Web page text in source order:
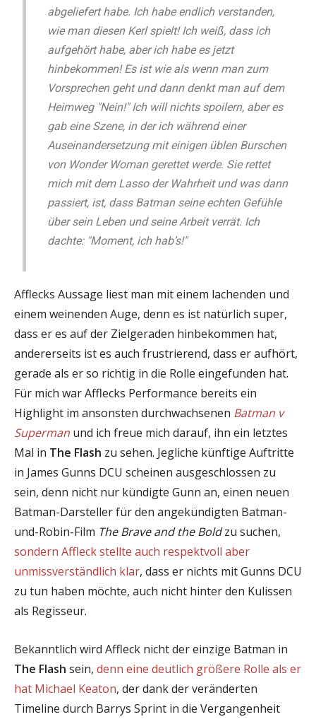
abgeliefert habe. Ich habe endlich verstanden,
wie man diesen Kerl spielt! Ich weiß, dass ich
aufgehört habe, aber ich habe es jetzt
hinbekommen! Es ist wie als wenn man zum
Vorsprechen geht und dann denkt man auf dem
Heimweg "Nein!" Ich will nichts spoilern, aber es
gab eine Szene, in der ich während einer
Auseinandersetzung mit einigen üblen Burschen
von Wonder Woman gerettet werde. Sie rettet
mich mit dem Lasso der Wahrheit und was dann
passiert, ist, dass Batman seine echten Gefühle
über sein Leben und seine Arbeit verrät. Ich
dachte: "Moment, ich hab’s!"
Afflecks Aussage liest man mit einem lachenden und
einem weinenden Auge, denn es ist natürlich super,
dass er es auf der Zielgeraden hinbekommen hat,
andererseits ist es auch frustrierend, dass er aufhört,
gerade als er so richtig in die Rolle eingefunden hat.
Für mich war Afflecks Performance bereits ein
Highlight im ansonsten durchwachsenen Batman v
Superman und ich freue mich darauf, ihn ein letztes
Mal in The Flash zu sehen. Jegliche künftige Auftritte
in James Gunns DCU scheinen ausgeschlossen zu
sein, denn nicht nur kündigte Gunn an, einen neuen
Batman-Darsteller für den angekündigten Batman-
und-Robin-Film The Brave and the Boldzu suchen,
sondern Affleck stellte auch respektvoll aber
unmissverständlich klar, dass er nichts mit Gunns DCU
zu tun haben möchte, auch nicht hinter den Kulissen
als Regisseur.
Bekanntlich wird Affleck nicht der einzige Batman in
The Flash sein, denn eine deutlich größere Rolle als er
hat Michael Keaton, der dank der veränderten
Timeline durch Barrys Sprint in die Vergangenheit